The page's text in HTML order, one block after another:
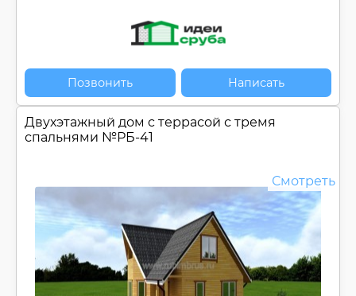
Позвонить Написать
Двухэтажный дом c террасой с тремя
спальнями №РБ-41
Смотреть